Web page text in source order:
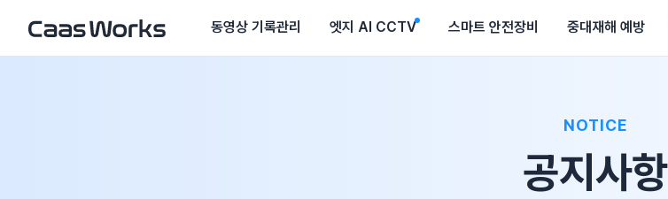
동영상 기록관리 엣지 AI CCTV 스마트 안전장비 중대재해 예방
NOTICE
공지사항